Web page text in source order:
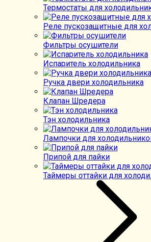
Термостаты для
Реле пускозащитные для
Фильтры осушители
Испаритель холодильника
Ручка двери холодильника
Клапан Шредера
Тэн холодильника
Лампочки для
Припой для пайки
Таймеры оттайки для